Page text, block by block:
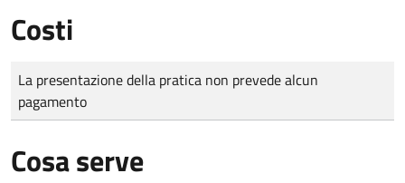
Costi
Tipo di pagamento
Importo
La presentazione della pratica non prevede alcun
pagamento
Cosa serve